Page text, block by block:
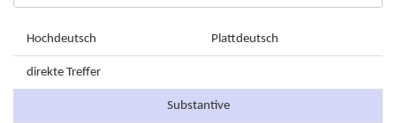
Hochdeutsch Plattdeutsch
direkte Treffer
Substantive